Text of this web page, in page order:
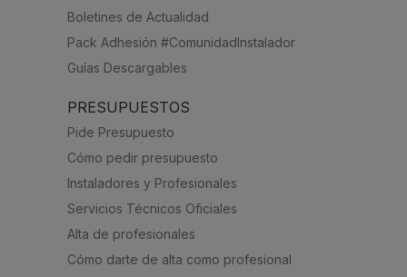
Boletines de Actualidad
Pack Adhesión #ComunidadInstalador
Guías Descargables
PRESUPUESTOS
Pide Presupuesto
Cómo pedir presupuesto
Instaladores y Profesionales
Servicios Técnicos Oficiales
Alta de profesionales
Cómo darte de alta como profesional